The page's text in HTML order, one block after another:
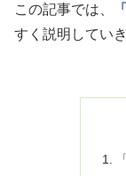
この記事では、
すく説明していき